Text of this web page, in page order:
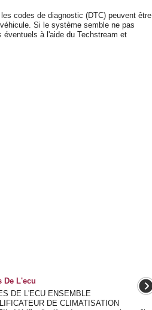
codes de diagnostic (DTC) peuvent être
Si le système semble ne pas
à l'aide du Techstream et
De L'ecu
DE L'ECU ENSEMBLE
DE CLIMATISATION